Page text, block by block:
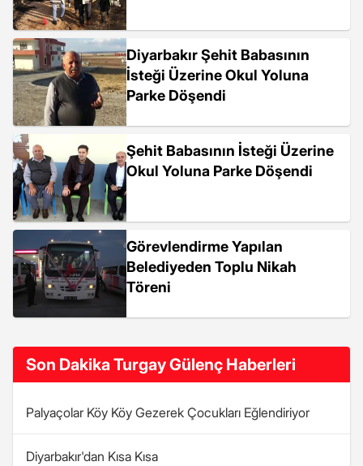
Diyarbakır Şehit Babasının
İsteği Üzerine Okul Yoluna
Parke Döşendi
Şehit Babasının İsteği Üzerine
Okul Yoluna Parke Döşendi
Görevlendirme Yapılan
Belediyeden Toplu Nikah
Töreni
Son Dakika Turgay Gülenç Haberleri
Palyaçolar Köy Köy Gezerek Çocukları Eğlendiriyor
Diyarbakır'dan Kısa Kısa